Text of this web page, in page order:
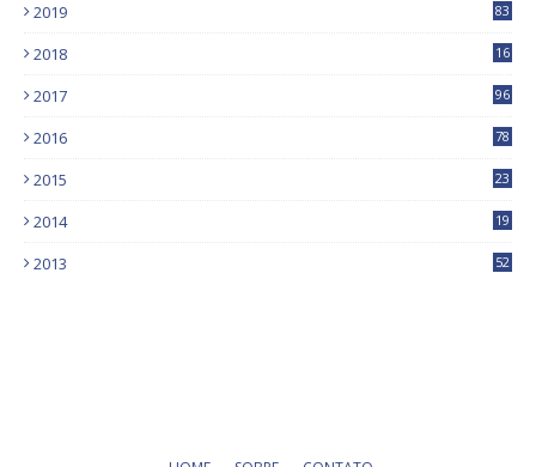
2019
83
2018
16
2017
96
2016
78
2015 23
2014 19
2013 52